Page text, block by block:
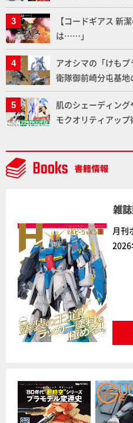
りに!!【試し読み】
【コードギアス 新
は……」
アオシマの「けも
衛隊御前崎分屯基
た「おまねこ」が
通常版の2ラインで
肌のシェーディン
モクオリティアッ
デルコンテスト」
中】
雑
月刊